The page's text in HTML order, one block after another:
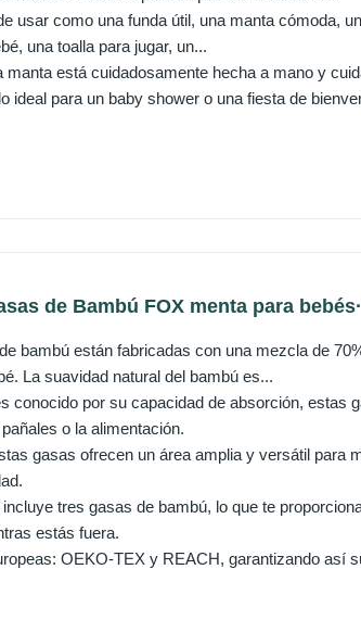
usar como una funda útil, una manta cómoda,
una toalla para jugar, un...
manta está cuidadosamente hecha a mano y
ideal para un baby shower o una fiesta de
de Bambú FOX menta para
bambú están fabricadas con una mezcla de
La suavidad natural del bambú es...
conocido por su capacidad de absorción, estas
o la alimentación.
gasas ofrecen un área amplia y versátil para
tres gasas de bambú, lo que te
estás fuera.
OEKO-TEX y REACH, garantizando así